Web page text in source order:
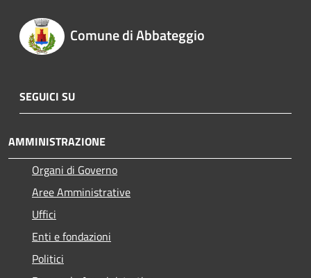
Comune di Abbateggio
SEGUICI SU
AMMINISTRAZIONE
Organi di Governo
Aree Amministrative
Uffici
Enti e fondazioni
Politici